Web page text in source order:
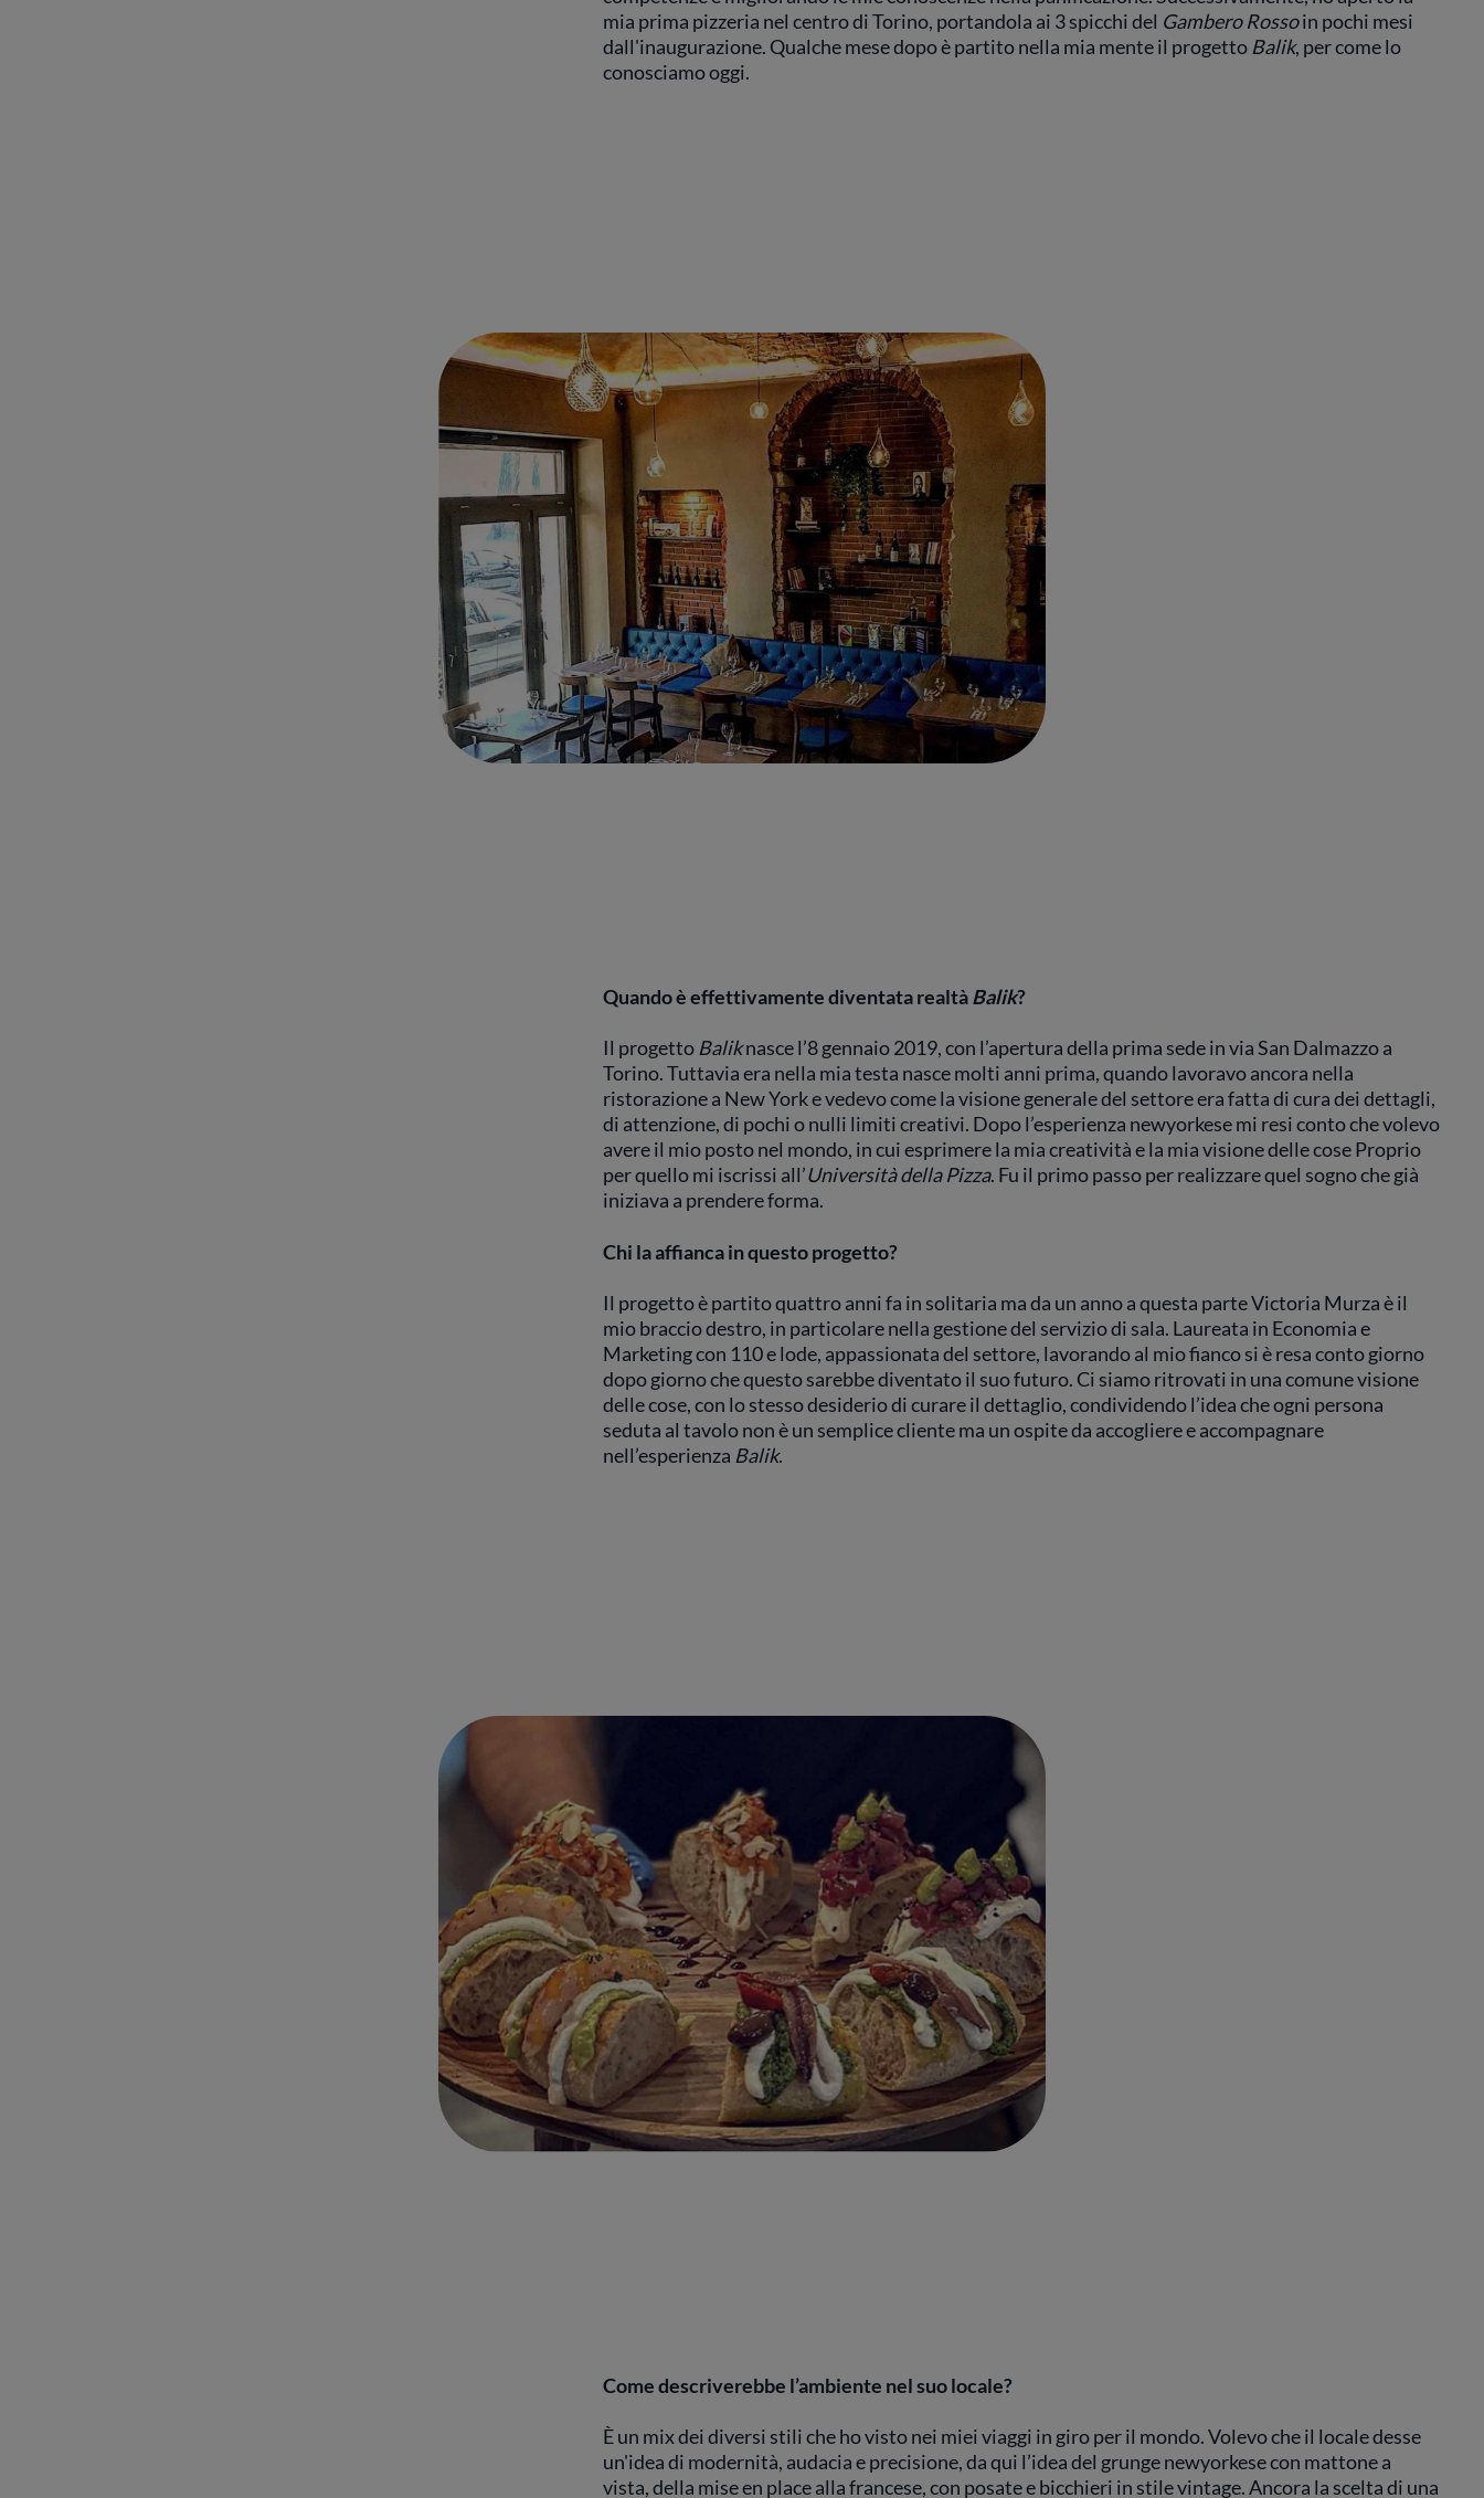
mia prima pizzeria nel centro di Torino, portandola ai 3 spicchi del Gambero Rossoin pochi mesi
dall'inaugurazione. Qualche mese dopo è partito nella mia mente il progetto Balik, per come lo
conosciamo oggi.
Quando è effettivamente diventata realtàBalik?
Il progetto Baliknasce l’8 gennaio 2019, con l’apertura della prima sede in via San Dalmazzo a
Torino. Tuttavia era nella mia testa nasce molti anni prima, quando lavoravo ancora nella
ristorazione a New York e vedevo come la visione generale del settore era fatta di cura dei dettagli,
di attenzione, di pochi o nulli limiti creativi. Dopo l’esperienza newyorkese mi resi conto che volevo
avere il mio posto nel mondo, in cui esprimere la mia creatività e la mia visione delle cose Proprio
per quello mi iscrissi all’Università della Pizza. Fu il primo passo per realizzare quel sogno che già
iniziava a prendere forma.
Chi la affianca in questo progetto?
Il progetto è partito quattro anni fa in solitaria ma da un anno a questa parte Victoria Murza è il
mio braccio destro, in particolare nella gestione del servizio di sala. Laureata in Economia e
Marketing con 110 e lode, appassionata del settore, lavorando al mio fianco si è resa conto giorno
dopo giorno che questo sarebbe diventato il suo futuro. Ci siamo ritrovati in una comune visione
delle cose, con lo stesso desiderio di curare il dettaglio, condividendo l’idea che ogni persona
seduta al tavolo non è un semplice cliente ma un ospite da accogliere e accompagnare
nell’esperienza Balik.
Come descriverebbe l’ambiente nel suo locale?
È un mix dei diversi stili che ho visto nei miei viaggi in giro per il mondo. Volevo che il locale desse
un'idea di modernità, audacia e precisione, da qui l’idea del grunge newyorkese con mattone a
vista, della mise en place alla francese, con posate e bicchieri in stile vintage. Ancora la scelta di una